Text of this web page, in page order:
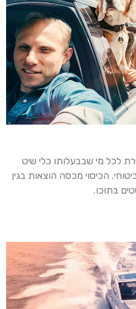
לכל מי שבבעלותו כלי שיט
הכיסוי מכסה הוצאות בגין
בתוכו.